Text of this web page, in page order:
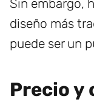
Sin embargo,
diseño más
puede ser un
Precio y